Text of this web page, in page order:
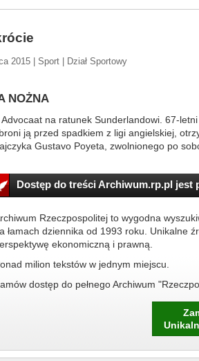
2015 | Sport | Dział Sportowy
NOŻNA
na ratunek Sunderlandowi. 67-
ją przed spadkiem z ligi angielskiej,
Gustavo Poyeta, zwolnionego po
Dostęp do treści Archiwum.rp.pl jest
Rzeczpospolitej to wygodna
łamach dziennika od 1993 roku. Unikalne
ekonomiczną i prawną.
milion tekstów w jednym miejscu.
dostęp do pełnego Archiwum